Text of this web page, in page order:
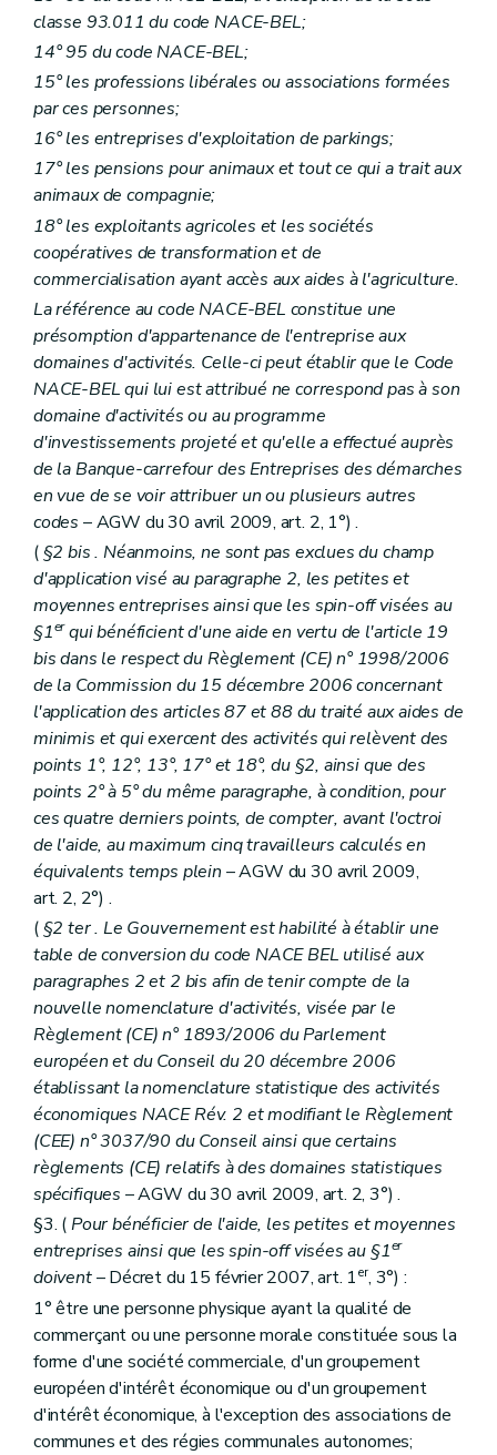
classe 93.011 du code NACE-BEL;
14° 95 du code NACE-BEL;
15° les professions libérales ou associations formées
par ces personnes;
16° les entreprises d'exploitation de parkings;
17° les pensions pour animaux et tout ce qui a trait aux
animaux de compagnie;
18° les exploitants agricoles et les sociétés
coopératives de transformation et de
commercialisation ayant accès aux aides à l'agriculture.
La référence au code NACE-BEL constitue une
présomption d'appartenance de l'entreprise aux
domaines d'activités. Celle-ci peut établir que le Code
NACE-BEL qui lui est attribué ne correspond pas à son
domaine d'activités ou au programme
d'investissements projeté et qu'elle a effectué auprès
de la Banque-carrefour des Entreprises des démarches
en vue de se voir attribuer un ou plusieurs autres
codes – AGW du 30 avril 2009, art. 2, 1°) .
( §2bis. Néanmoins, ne sont pas exclues du champ
d'application visé au paragraphe 2, les petites et
moyennes entreprises ainsi que les spin-off visées au
§1erqui bénéficient d'une aide en vertu de l'article 19
bisdans le respect du Règlement (CE) n° 1998/2006
de la Commission du 15 décembre 2006 concernant
l'application des articles 87 et 88 du traité aux aides de
minimis et qui exercent des activités qui relèvent des
points 1°, 12°, 13°, 17° et 18°, du §2, ainsi que des
points 2° à 5° du même paragraphe, à condition, pour
ces quatre derniers points, de compter, avant l'octroi
de l'aide, au maximum cinq travailleurs calculés en
équivalents temps plein – AGW du 30 avril 2009,
art. 2, 2°) .
( §2ter. Le Gouvernement est habilité à établir une
table de conversion du code NACE BEL utilisé aux
paragraphes 2 et 2 bis afin de tenir compte de la
nouvelle nomenclature d'activités, visée par le
Règlement (CE) n° 1893/2006 du Parlement
européen et du Conseil du 20 décembre 2006
établissant la nomenclature statistique des activités
économiques NACE Rév. 2 et modifiant le Règlement
(CEE) n° 3037/90 du Conseil ainsi que certains
règlements (CE) relatifs à des domaines statistiques
spécifiques – AGW du 30 avril 2009, art. 2, 3°) .
§3. (Pour bénéficier de l'aide, les petites et moyennes
entreprises ainsi que les spin-off visées au §1er
doivent– Décret du 15 février 2007, art. 1er, 3°) :
1° être une personne physique ayant la qualité de
commerçant ou une personne morale constituée sous la
forme d'une société commerciale, d'un groupement
européen d'intérêt économique ou d'un groupement
d'intérêt économique, à l'exception des associations de
communes et des régies communales autonomes;